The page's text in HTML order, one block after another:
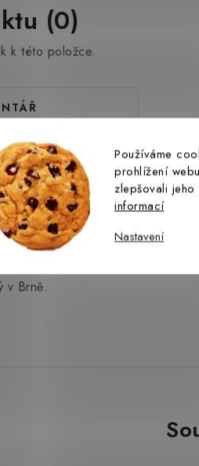
Používáme
prohlížení
zlepšovali jeho
informací
Nastavení
(0)
k této položce.
Spurný
v Brně.